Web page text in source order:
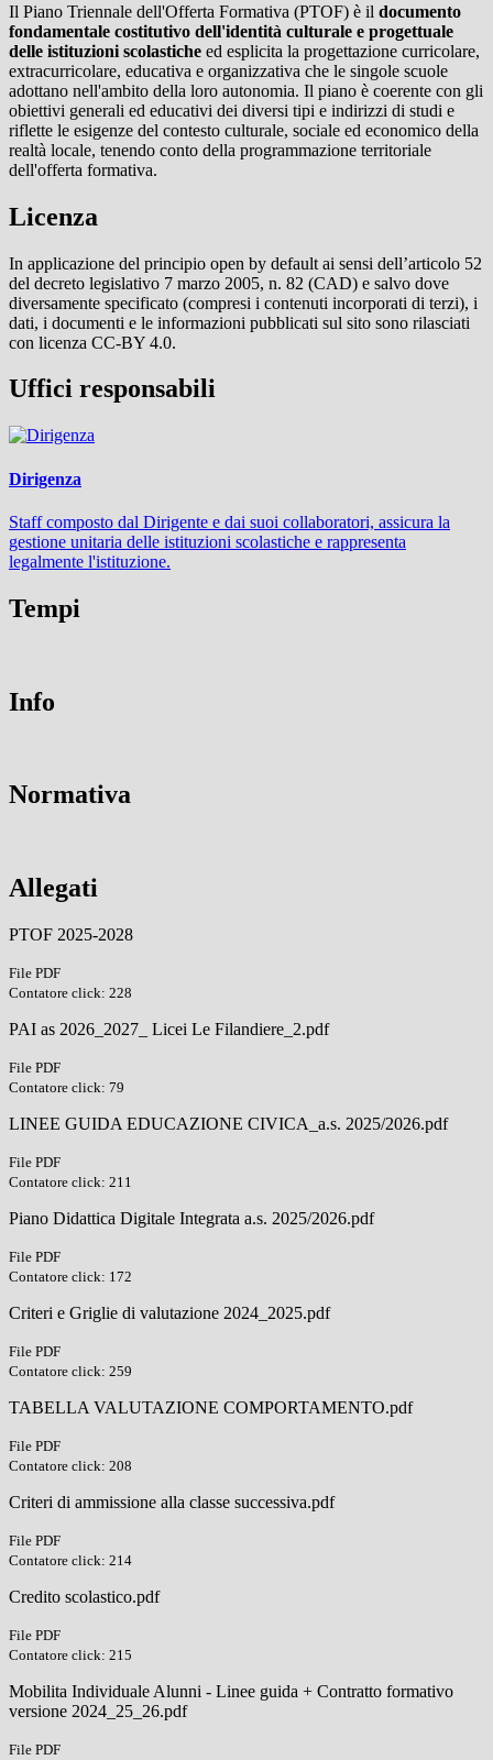
Il Piano Triennale dell'Offerta Formativa (PTOF) è il documento
fondamentale costitutivo dell'identità culturale e progettuale
delle istituzioni scolastiche ed esplicita la progettazione curricolare,
extracurricolare, educativa e organizzativa che le singole scuole
adottano nell'ambito della loro autonomia. Il piano è coerente con gli
obiettivi generali ed educativi dei diversi tipi e indirizzi di studi e
riflette le esigenze del contesto culturale, sociale ed economico della
realtà locale, tenendo conto della programmazione territoriale
dell'offerta formativa.
Licenza
In applicazione del principio open by default ai sensi dell’articolo 52
del decreto legislativo 7 marzo 2005, n. 82 (CAD) e salvo dove
diversamente specificato (compresi i contenuti incorporati di terzi), i
dati, i documenti e le informazioni pubblicati sul sito sono rilasciati
con licenza CC-BY 4.0.
Uffici responsabili
Dirigenza
Staff composto dal Dirigente e dai suoi collaboratori, assicura la
gestione unitaria delle istituzioni scolastiche e rappresenta
legalmente l'istituzione.
Tempi
Info
Normativa
Allegati
PTOF 2025-2028
File PDF
Contatore click: 228
PAI as 2026_2027_ Licei Le Filandiere_2.pdf
File PDF
Contatore click: 79
LINEE GUIDA EDUCAZIONE CIVICA_a.s. 2025/2026.pdf
File PDF
Contatore click: 211
Piano Didattica Digitale Integrata a.s. 2025/2026.pdf
File PDF
Contatore click: 172
Criteri e Griglie di valutazione 2024_2025.pdf
File PDF
Contatore click: 259
TABELLA VALUTAZIONE COMPORTAMENTO.pdf
File PDF
Contatore click: 208
Criteri di ammissione alla classe successiva.pdf
File PDF
Contatore click: 214
Credito scolastico.pdf
File PDF
Contatore click: 215
Mobilita Individuale Alunni - Linee guida + Contratto formativo
versione 2024_25_26.pdf
File PDF